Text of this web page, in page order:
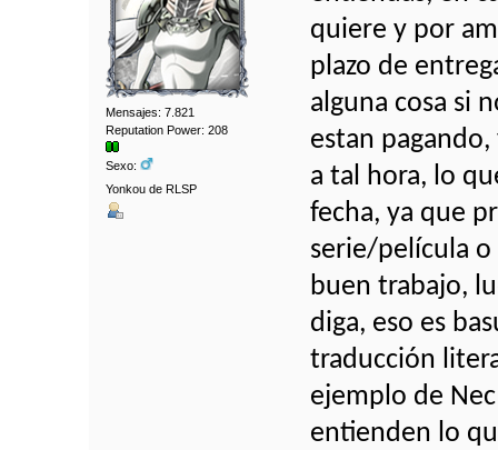
Mensajes: 7.821
Reputation Power: 208
Sexo:
Yonkou de RLSP
quiere y por
plazo de
alguna cosa si
estan
a tal hora, lo
fecha, ya que
serie/película o
buen trabajo,
diga, eso es
traducción
ejemplo de
entienden lo